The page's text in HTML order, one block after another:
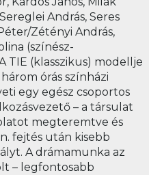
András, Seres
Zétényi András,
(színész-
TIE (klasszikus) modellje
órás színházi
egy egész csoportos
– a társulat
megteremtve és
fejtés után kisebb
A drámamunka az
– legfontosabb